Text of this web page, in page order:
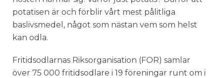
potatisen är och förblir vårt mest pålitliga
baslivsmedel, något som nästan vem som helst
kan odla.
Fritidsodlarnas Riksorganisation (FOR) samlar
över 75 000 fritidsodlare i 19 föreningar runt om i